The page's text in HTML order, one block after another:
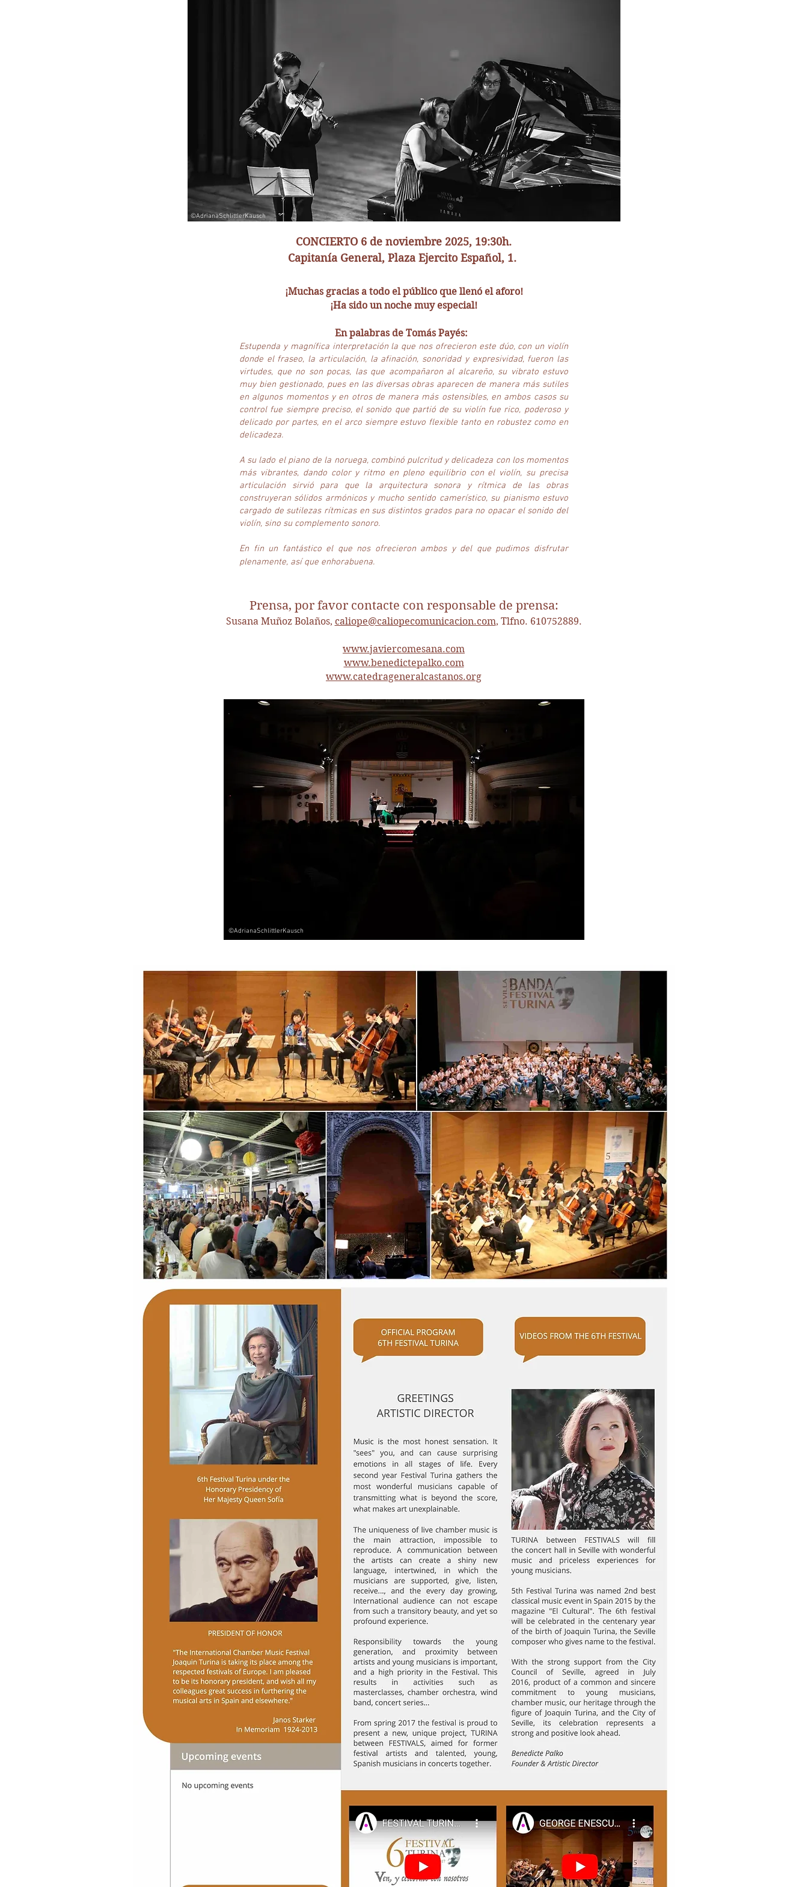
©AdrianaSchlittlerKausch
CONCIERTO 6 de noviembre 2025, 19:30h.
Capitanía General, Plaza Ejercito Español, 1.
¡Muchas gracias a todo el público que llenó el aforo!
¡Ha sido un noche muy especial!
En palabras de Tomás Payés:
Estupenda y magnífica interpretación la que nos ofrecieron este dúo, con un violín
donde el fraseo, la articulación, la afinación, sonoridad y expresividad, fueron las
virtudes, que no son pocas, las que acompañaron al alcareño, su vibrato estuvo
muy bien gestionado, pues en las diversas obras aparecen de manera más sutiles
en algunos momentos y en otros de manera más ostensibles, en ambos casos su
control fue siempre preciso, el sonido que partió de su violín fue rico, poderoso y
delicado por partes, en el arco siempre estuvo flexible tanto en robustez como en
delicadeza.
A su lado el piano de la noruega, combinó pulcritud y delicadeza con los momentos
más vibrantes, dando color y ritmo en pleno equilibrio con el violín, su precisa
articulación sirvió para que la arquitectura sonora y rítmica de las obras
construyeran sólidos armónicos y mucho sentido camerístico, su pianismo estuvo
cargado de sutilezas rítmicas en sus distintos grados para no opacar el sonido del
violín, sino su complemento sonoro.
En fin un fantástico el que nos ofrecieron ambos y del que pudimos disfrutar
plenamente, así que enhorabuena.
Prensa, por favor contacte con responsable de prensa:
Susana Muñoz Bolaños, caliope@caliopecomunicacion.com, Tlfno. 610752889.
www.javiercomesana.com
www.benedictepalko.com
www.catedrageneralcastanos.org
©AdrianaSchlittlerKausch